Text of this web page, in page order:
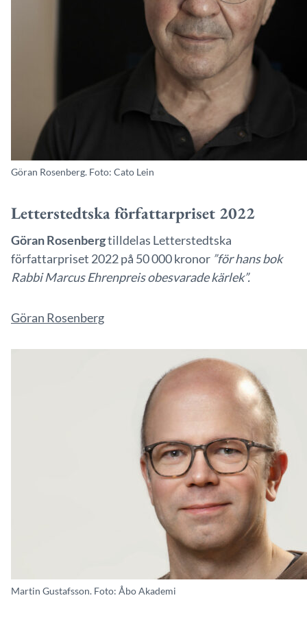
Göran Rosenberg. Foto: Cato Lein
Letterstedtska författarpriset 2022
Göran Rosenbergtilldelas Letterstedtska
författarpriset 2022 på 50 000 kronor ”för hans bok
Rabbi Marcus Ehrenpreis obesvarade kärlek”.
Göran Rosenberg
Martin Gustafsson. Foto: Åbo Akademi